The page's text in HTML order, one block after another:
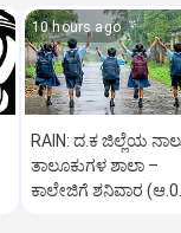
10 hours ago
RAIN: ದ.ಕ ಜಿಲ್ಲೆಯ
ತಾಲೂಕುಗಳ ಶಾಲಾ –
ಕಾಲೇಜಿಗೆ ಶನಿವಾರ